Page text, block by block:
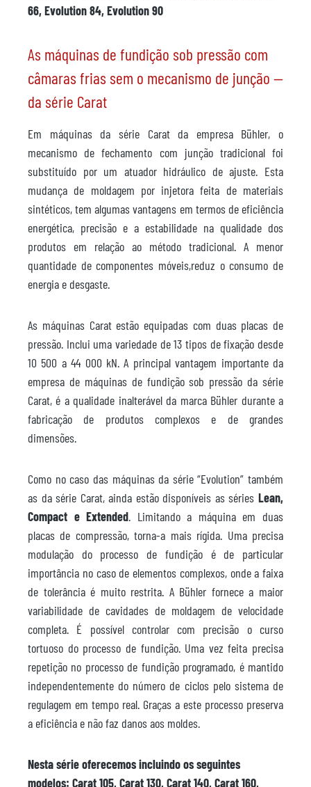
66, Evolution 84, Evolution 90
As máquinas de fundição sob pressão com
câmaras frias sem o mecanismo de junção —
da série Carat
Em máquinas da série Carat da empresa Bühler, o
mecanismo de fechamento com junção tradicional foi
substituído por um atuador hidráulico de ajuste. Esta
mudança de moldagem por injetora feita de materiais
sintéticos, tem algumas vantagens em termos de eficiência
energética, precisão e a estabilidade na qualidade dos
produtos em relação ao método tradicional. A menor
quantidade de componentes móveis,reduz o consumo de
energia e desgaste.
As máquinas Carat estão equipadas com duas placas de
pressão. Inclui uma variedade de 13 tipos de fixação desde
10 500 a 44 000 kN. A principal vantagem importante da
empresa de máquinas de fundição sob pressão da série
Carat, é a qualidade inalterável da marca Bühler durante a
fabricação de produtos complexos e de grandes
dimensões.
Como no caso das máquinas da série “Evolution” também
as da série Carat, ainda estão disponíveis as séries Lean,
Compact e Extended. Limitando a máquina em duas
placas de compressão, torna-a mais rígida. Uma precisa
modulação do processo de fundição é de particular
importância no caso de elementos complexos, onde a faixa
de tolerância é muito restrita. A Bühler fornece a maior
variabilidade de cavidades de moldagem de velocidade
completa. É possível controlar com precisão o curso
tortuoso do processo de fundição. Uma vez feita precisa
repetição no processo de fundição programado, é mantido
independentemente do número de ciclos pelo sistema de
regulagem em tempo real. Graças a este processo preserva
a eficiência e não faz danos aos moldes.
Nesta série oferecemos incluindo os seguintes
modelos: Carat 105, Carat 130, Carat 140, Carat 160,